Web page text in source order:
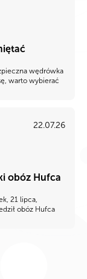
wędrówka
warto wybierać
22.07.26
obóz Hufca
21 lipca,
obóz Hufca